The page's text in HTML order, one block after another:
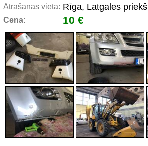
Atrašanās vieta: Rīga, Latgales
Cena: 10 €